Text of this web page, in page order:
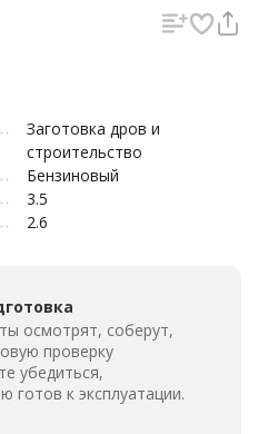
Заготовка дров и
строительство
Бензиновый
3.5
2.6
осмотрят, соберут,
проверку
убедиться,
готов к эксплуатации.